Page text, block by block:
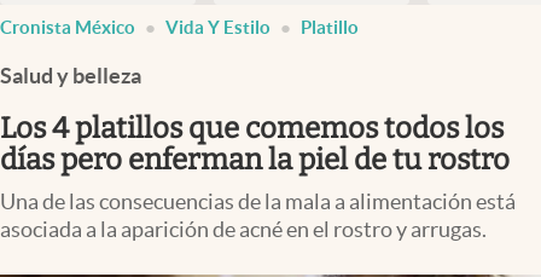
Pc y celular
Vida y estilo
Cronista México Vida Y Estilo Platillo
Salud y belleza
Los 4 platillos que comemos todos los
días pero enferman la piel de tu rostro
Una de las consecuencias de la mala a alimentación está
asociada a la aparición de acné en el rostro y arrugas.